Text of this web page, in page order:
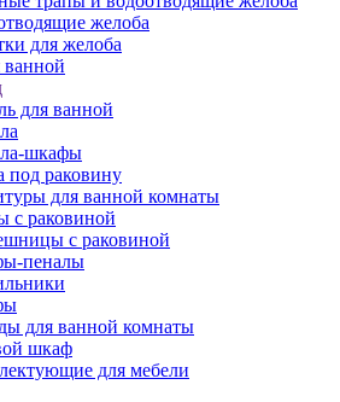
желоба
для желоба
ванной
для ванной
шкафы
под раковину
для ванной комнаты
с раковиной
с раковиной
пеналы
для ванной комнаты
шкаф
для мебели